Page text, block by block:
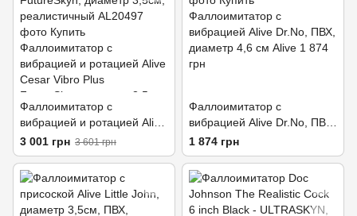
Фаллоимитатор с
вибрацией и ротацией Alive
Cesar Vibro Plus
FutureSkyn, диаметр 3,5см,
реалистичный
3 001 грн 3 601 грн
Фаллоимитатор с
вибрацией Alive Dr.No, ПВХ,
диаметр 4,6 см
1 874 грн